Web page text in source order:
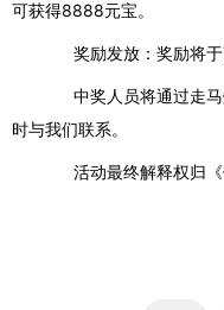
可获得8888元宝。
奖励发放：奖励将于
中奖人员将通过走
时与我们联系。
活动最终解释权归